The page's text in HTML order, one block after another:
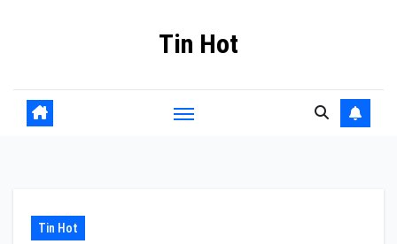
Tin Hot
Tin Hot